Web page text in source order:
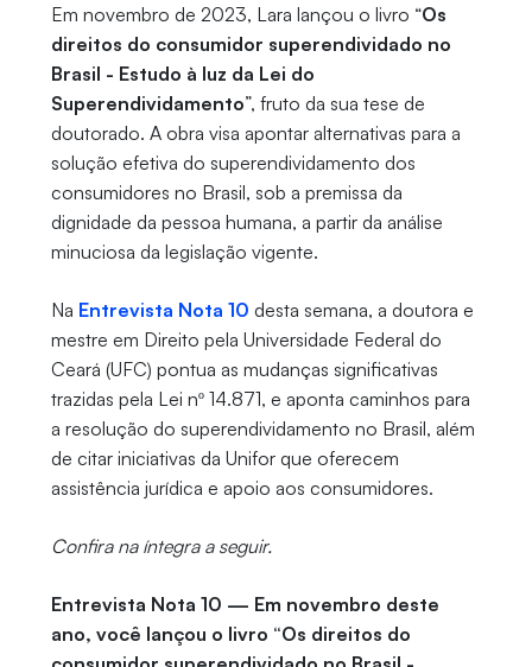
Em novembro de 2023, Lara lançou o livro “Os
direitos do consumidor superendividado no
Brasil - Estudo à luz da Lei do
Superendividamento”, fruto da sua tese de
doutorado. A obra visa apontar alternativas para a
solução efetiva do superendividamento dos
consumidores no Brasil, sob a premissa da
dignidade da pessoa humana, a partir da análise
minuciosa da legislação vigente.
Na Entrevista Nota 10 desta semana, a doutora e
mestre em Direito pela Universidade Federal do
Ceará (UFC) pontua as mudanças significativas
trazidas pela Lei nº 14.871, e aponta caminhos para
a resolução do superendividamento no Brasil, além
de citar iniciativas da Unifor que oferecem
assistência jurídica e apoio aos consumidores.
Confira na íntegra a seguir.
Entrevista Nota 10 — Em novembro deste
ano, você lançou o livro “Os direitos do